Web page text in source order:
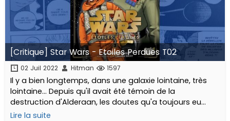
[Critique] Star Wars - Etoiles Perdues T02
02 Juil 2022 Hitman 1597
Il y a bien longtemps, dans une galaxie lointaine, très
lointaine... Depuis qu'il avait été témoin de la
destruction d'Alderaan, les doutes qu'a toujours eu
Thane à propos de l'Empire...
Lire la suite